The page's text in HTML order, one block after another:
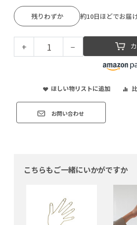
残りわずか 約10日ほどでお届
+ −
ほしい物リストに追加
お問い合わせ
こちらもご一緒にいかがですか